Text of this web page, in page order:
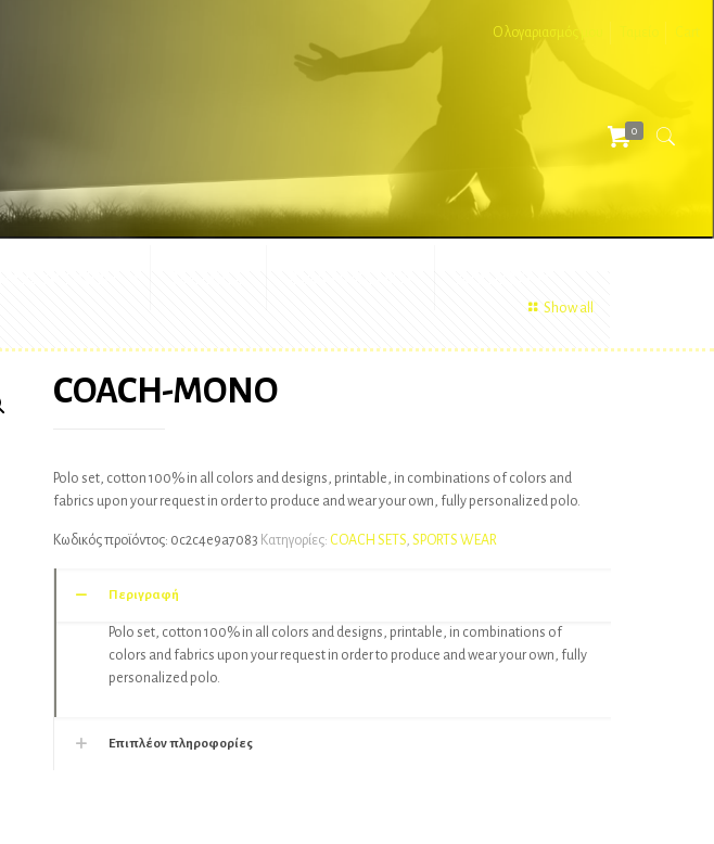
Ο λογαριασμός μου
0
Show all
COACH-MONO
Polo set, cotton 100% in all colors and designs, printable, in combinations of colors and
fabrics upon your request in order to produce and wear your own, fully personalized polo.
Κωδικός προϊόντος: 0c2c4e9a7083 Κατηγορίες: COACH SETS,SPORTS WEAR
Περιγραφή
Polo set, cotton 100% in all colors and designs, printable, in combinations of
colors and fabrics upon your request in order to produce and wear your own, fully
personalized polo.
Επιπλέον πληροφορίες